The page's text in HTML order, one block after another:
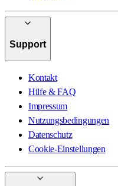
Support
Kontakt
Hilfe & FAQ
Impressum
Nutzungsbedingungen
Datenschutz
Cookie-Einstellungen